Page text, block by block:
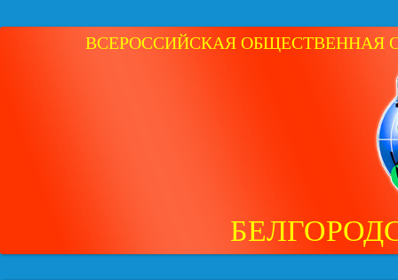
ВСЕРОССИЙСКАЯ ОБЩЕСТВЕННАЯ